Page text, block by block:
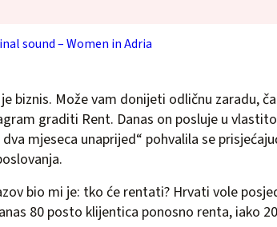
sound – Women in Adria
biznis. Može vam donijeti odličnu zaradu,
graditi Rent. Danas on posluje u
mjeseca unaprijed“ pohvalila se
bio mi je: tko će rentati? Hrvati vole
80 posto klijentica ponosno renta, iako